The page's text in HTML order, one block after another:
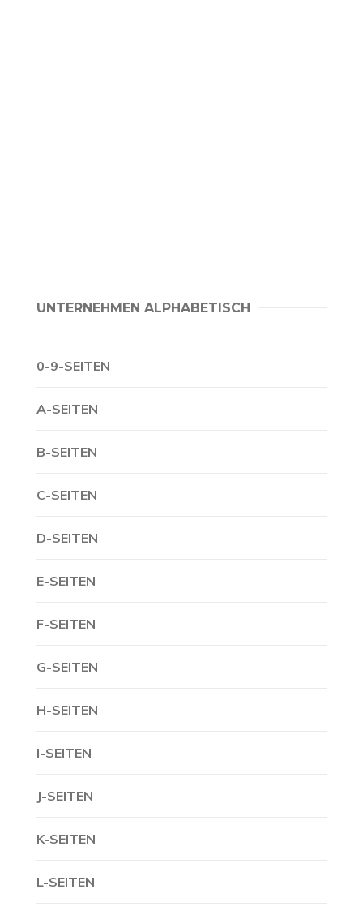
UNTERNEHMEN ALPHABETISCH
0-9-SEITEN
A-SEITEN
B-SEITEN
C-SEITEN
D-SEITEN
E-SEITEN
F-SEITEN
G-SEITEN
H-SEITEN
I-SEITEN
J-SEITEN
K-SEITEN
L-SEITEN